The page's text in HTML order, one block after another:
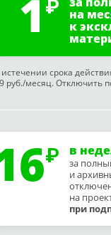
1 на
к
срока
руб./месяц. Отключить
в
за
и
на
при